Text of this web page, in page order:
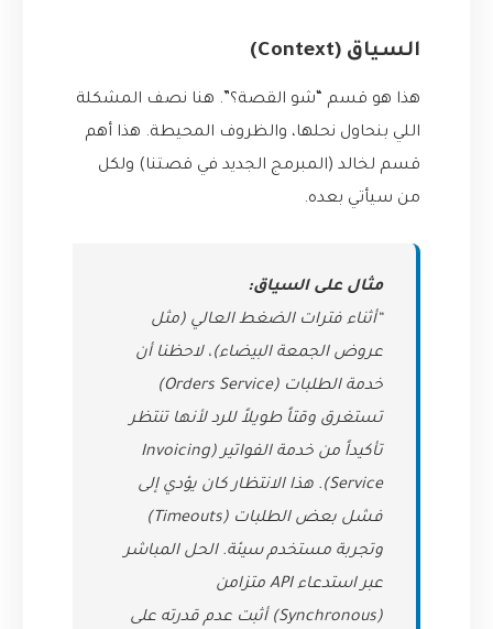
السياق (Context)
هذا هو قسم “شو القصة؟”. هنا نصف المشكلة
اللي بنحاول نحلها، والظروف المحيطة. هذا أهم
قسم لخالد (المبرمج الجديد في قصتنا) ولكل
من سيأتي بعده.
مثال على السياق:
“أثناء فترات الضغط العالي (مثل
عروض الجمعة البيضاء)، لاحظنا أن
خدمة الطلبات (Orders Service)
تستغرق وقتاً طويلاً للرد لأنها تنتظر
تأكيداً من خدمة الفواتير (Invoicing
Service). هذا الانتظار كان يؤدي إلى
فشل بعض الطلبات (Timeouts)
وتجربة مستخدم سيئة. الحل المباشر
عبر استدعاء API متزامن
(Synchronous) أثبت عدم قدرته على